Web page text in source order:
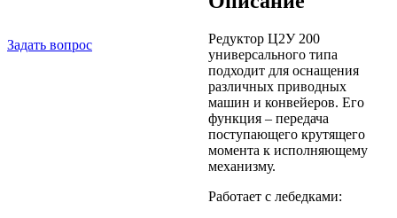
Задать вопрос
Редуктор Ц2У 200
универсального типа
подходит для оснащения
различных приводных
машин и конвейеров. Его
функция – передача
поступающего крутящего
момента к исполняющему
механизму.
Работает с лебедками: